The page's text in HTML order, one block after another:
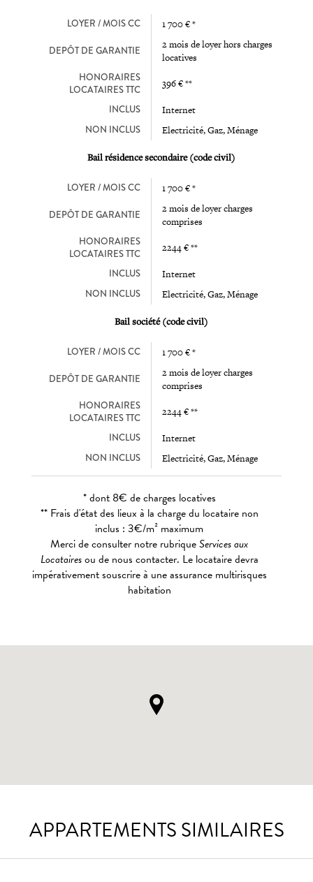
LOYER / MOIS CC 1 700 € *
DEPÔT DE GARANTIE
2 mois de loyer hors charges
locatives
HONORAIRES
LOCATAIRES TTC
396 € **
INCLUS Internet
NON INCLUS Electricité, Gaz, Ménage
Bail résidence secondaire (code civil)
LOYER / MOIS CC 1 700 € *
DEPÔT DE GARANTIE
2 mois de loyer charges
comprises
HONORAIRES
LOCATAIRES TTC
2244 € **
INCLUS Internet
NON INCLUS Electricité, Gaz, Ménage
Bail société (code civil)
LOYER / MOIS CC 1 700 € *
DEPÔT DE GARANTIE
2 mois de loyer charges
comprises
HONORAIRES
LOCATAIRES TTC
2244 € **
INCLUS Internet
NON INCLUS Electricité, Gaz, Ménage
* dont 8€ de charges locatives
** Frais d'état des lieux à la charge du locataire non
inclus : 3€/m² maximum
Merci de consulter notre rubriqueServices aux
Locatairesou de nous contacter. Le locataire devra
impérativement souscrire à une assurance multirisques
habitation
APPARTEMENTS SIMILAIRES